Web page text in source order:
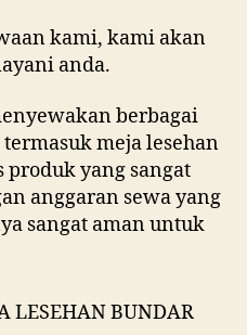
kami, kami akan
anda.
berbagai
meja lesehan
yang sangat
anggaran sewa yang
sangat aman untuk